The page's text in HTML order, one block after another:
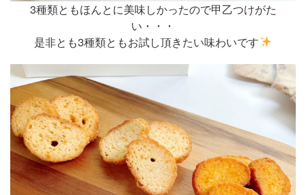
3種類ともほんとに美味しかったので甲乙つけがた
い・・・
是非とも3種類ともお試し頂きたい味わいです